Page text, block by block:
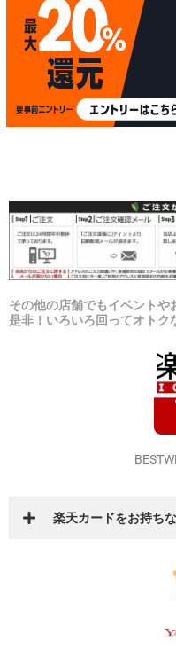
その他の店舗でもイベントや
是非！いろいろ回ってオトク
楽天カードをお持ち